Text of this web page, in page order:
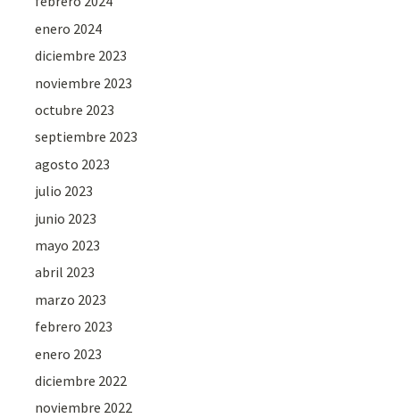
enero 2024
diciembre 2023
noviembre 2023
octubre 2023
septiembre 2023
agosto 2023
julio 2023
junio 2023
mayo 2023
abril 2023
marzo 2023
febrero 2023
enero 2023
diciembre 2022
noviembre 2022